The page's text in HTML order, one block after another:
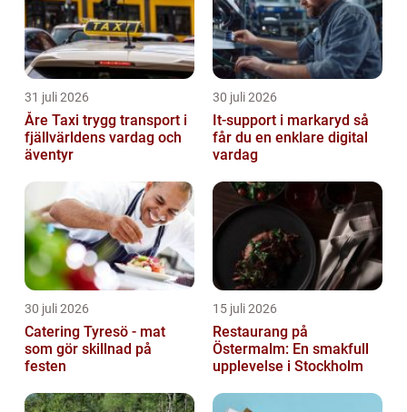
31 juli 2026
Åre Taxi trygg transport i
fjällvärldens vardag och
äventyr
30 juli 2026
It-support i markaryd så
får du en enklare digital
vardag
30 juli 2026
Catering Tyresö - mat
som gör skillnad på
festen
15 juli 2026
Restaurang på
Östermalm: En smakfull
upplevelse i Stockholm